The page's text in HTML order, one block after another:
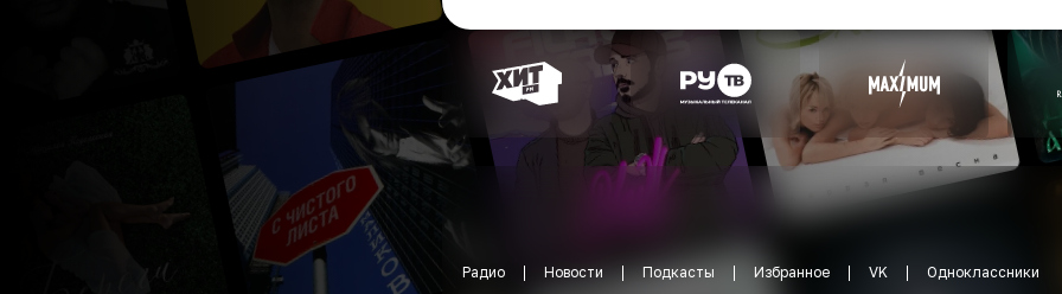
Радио Новости Подкасты Избранное VK Одноклассники